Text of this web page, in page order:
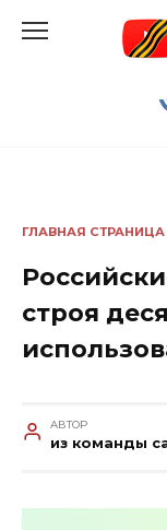
ГЛАВНАЯ СТРАНИЦА
строя
АВТОР
из команды